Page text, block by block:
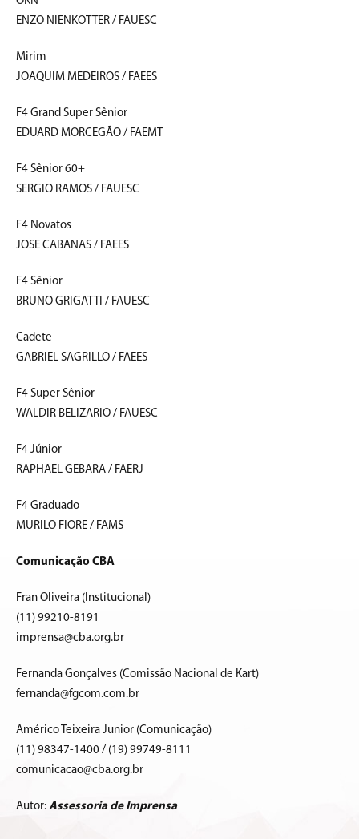
ENZO NIENKOTTER / FAUESC
Mirim
JOAQUIM MEDEIROS / FAEES
F4 Grand Super Sênior
EDUARD MORCEGÃO / FAEMT
F4 Sênior 60+
SERGIO RAMOS / FAUESC
F4 Novatos
JOSE CABANAS / FAEES
F4 Sênior
BRUNO GRIGATTI / FAUESC
Cadete
GABRIEL SAGRILLO / FAEES
F4 Super Sênior
WALDIR BELIZARIO / FAUESC
F4 Júnior
RAPHAEL GEBARA / FAERJ
F4 Graduado
MURILO FIORE / FAMS
Comunicação CBA
Fran Oliveira (Institucional)
(11) 99210-8191
imprensa@cba.org.br
Fernanda Gonçalves (Comissão Nacional de Kart)
fernanda@fgcom.com.br
Américo Teixeira Junior (Comunicação)
(11) 98347-1400 / (19) 99749-8111
comunicacao@cba.org.br
Autor: Assessoria de Imprensa